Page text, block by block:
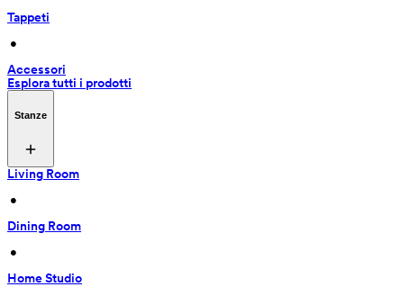
Tappeti
•
Accessori
Esplora tutti i prodotti
Stanze
Living Room
•
Dining Room
•
Home Studio